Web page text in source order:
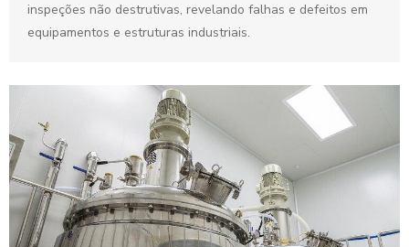
inspeções não destrutivas, revelando falhas e defeitos em
equipamentos e estruturas industriais.